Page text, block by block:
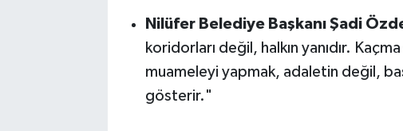
Nilüfer Belediye Başkanı Şadi
koridorları değil, halkın yanıdır.
muameleyi yapmak, adaletin değil,
gösterir."